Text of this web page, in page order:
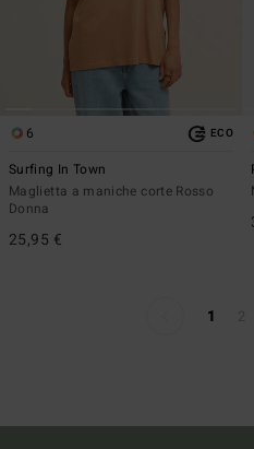
6 ECO
Surfing In Town
Maglietta a maniche corte Rosso
Donna
25,95 €
1